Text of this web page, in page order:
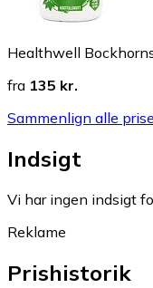
Healthwell
fra 135 kr.
Sammenlign alle
Indsigt
Vi har ingen indsigt
Reklame
Prishistorik